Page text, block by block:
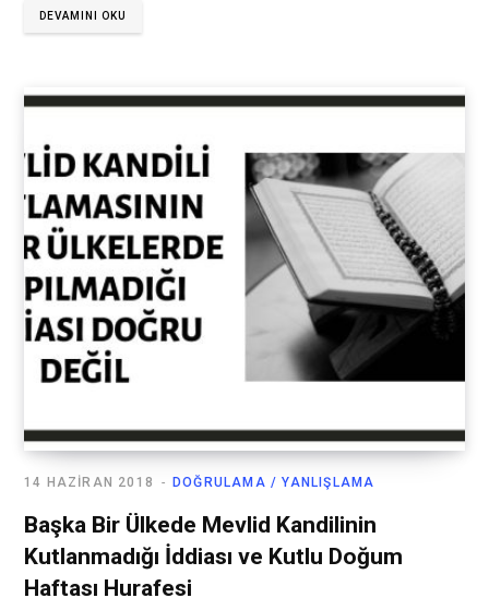
DEVAMINI OKU
DOĞRULAMA / YANLIŞLAMA
14 HAZIRAN 2018
Başka Bir Ülkede Mevlid Kandilinin
Kutlanmadığı İddiası ve Kutlu Doğum
Haftası Hurafesi